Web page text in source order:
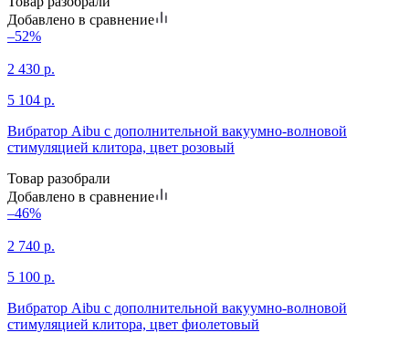
Добавлено в сравнение
–52%
2 430 р.
5 104 р.
Вибратор Aibu с дополнительной вакуумно-волновой
стимуляцией клитора, цвет розовый
Товар разобрали
Добавлено в сравнение
–46%
2 740 р.
5 100 р.
Вибратор Aibu с дополнительной вакуумно-волновой
стимуляцией клитора, цвет фиолетовый